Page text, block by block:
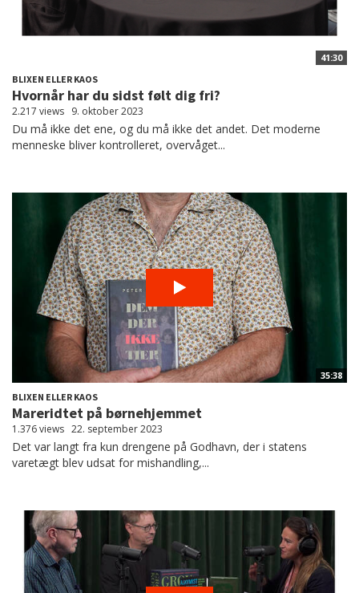
41:30
BLIXEN ELLER KAOS
Hvornår har du sidst følt dig fri?
2.217 views 9. oktober 2023
Du må ikke det ene, og du må ikke det andet. Det moderne
menneske bliver kontrolleret, overvåget...
35:38
BLIXEN ELLER KAOS
Mareridtet på børnehjemmet
1.376 views 22. september 2023
Det var langt fra kun drengene på Godhavn, der i statens
varetægt blev udsat for mishandling,...